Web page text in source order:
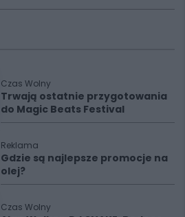
Czas Wolny
Trwają ostatnie przygotowania
do Magic Beats Festival
Reklama
Gdzie są najlepsze promocje na
olej?
Czas Wolny